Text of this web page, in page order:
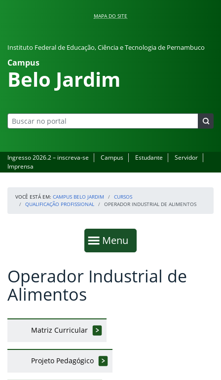
MAPA DO SITE
Instituto Federal de Educação, Ciência e Tecnologia de Pernambuco
Campus
Belo Jardim
Ingresso 2026.2 – inscreva-se Campus Estudante
Servidor
Imprensa
VOCÊ ESTÁ EM: CAMPUS BELO JARDIM
CURSOS
QUALIFICAÇÃO PROFISSIONAL
OPERADOR INDUSTRIAL DE ALIMENTOS
Mostrar
Menu
Fim da navegação
Início do conteúdo
Operador Industrial de
Alimentos
Matriz Curricular
Projeto Pedagógico